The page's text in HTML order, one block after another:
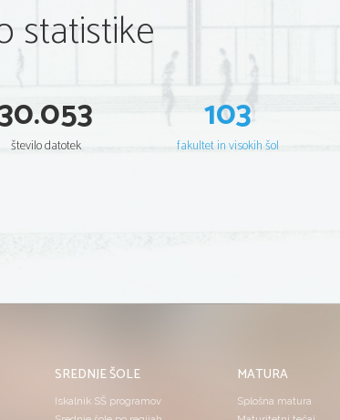
statistike
število datotek
103
fakultet in visokih šol
SREDNJE ŠOLE
Iskalnik SŠ programov
MATURA
Splošna matura